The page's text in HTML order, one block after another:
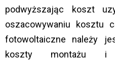
podwyższając koszt
oszacowywaniu kosztu
fotowoltaiczne należy
koszty montażu i